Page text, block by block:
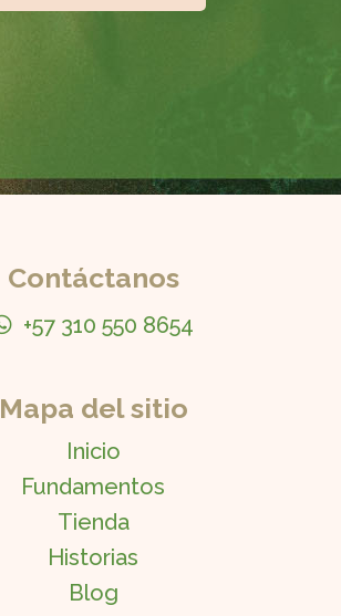
Contáctanos
+57 310 550 8654
Mapa del sitio
Inicio
Fundamentos
Tienda
Historias
Blog